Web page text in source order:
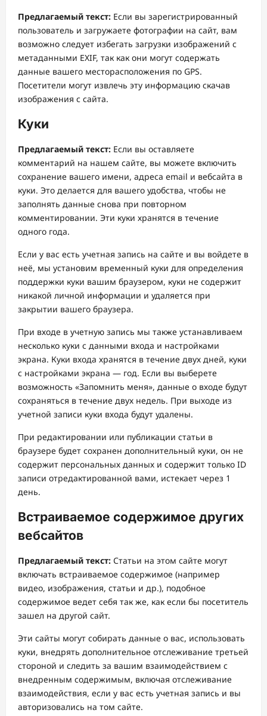
Предлагаемый текст: Если вы зарегистрированный
пользователь и загружаете фотографии на сайт, вам
возможно следует избегать загрузки изображений с
метаданными EXIF, так как они могут содержать
данные вашего месторасположения по GPS.
Посетители могут извлечь эту информацию скачав
изображения с сайта.
Куки
Предлагаемый текст: Если вы оставляете
комментарий на нашем сайте, вы можете включить
сохранение вашего имени, адреса email и вебсайта в
куки. Это делается для вашего удобства, чтобы не
заполнять данные снова при повторном
комментировании. Эти куки хранятся в течение
одного года.
Если у вас есть учетная запись на сайте и вы войдете в
неё, мы установим временный куки для определения
поддержки куки вашим браузером, куки не содержит
никакой личной информации и удаляется при
закрытии вашего браузера.
При входе в учетную запись мы также устанавливаем
несколько куки с данными входа и настройками
экрана. Куки входа хранятся в течение двух дней, куки
с настройками экрана — год. Если вы выберете
возможность «Запомнить меня», данные о входе будут
сохраняться в течение двух недель. При выходе из
учетной записи куки входа будут удалены.
При редактировании или публикации статьи в
браузере будет сохранен дополнительный куки, он не
содержит персональных данных и содержит только ID
записи отредактированной вами, истекает через 1
день.
Встраиваемое содержимое других
вебсайтов
Предлагаемый текст: Статьи на этом сайте могут
включать встраиваемое содержимое (например
видео, изображения, статьи и др.), подобное
содержимое ведет себя так же, как если бы посетитель
зашел на другой сайт.
Эти сайты могут собирать данные о вас, использовать
куки, внедрять дополнительное отслеживание третьей
стороной и следить за вашим взаимодействием с
внедренным содержимым, включая отслеживание
взаимодействия, если у вас есть учетная запись и вы
авторизовались на том сайте.